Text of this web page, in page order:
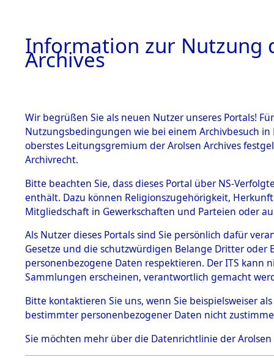
BESTÄNDE
1.
mente
5. Verschiedenes
5.3
Todesmärsche
5.3.1 Alliierte
Erhebungen
zu
Todesmärsch
en
5.3.2
Information zur Nutzung
Archives
Wir begrüßen Sie als neuen Nutzer unseres Portals!
Nutzungsbedingungen wie bei einem Archivbesuch
oberstes Leitungsgremium der Arolsen Archives
Archivrecht.
Bitte beachten Sie, dass dieses Portal über NS-
enthält. Dazu können Religionszugehörigkeit,
Mitgliedschaft in Gewerkschaften und Parteien oder
Als Nutzer dieses Portals sind Sie persönlich dafür
Gesetze und die schutzwürdigen Belange Dritter
personenbezogene Daten respektieren. Der ITS
Sammlungen erscheinen, verantwortlich gemacht
Bitte kontaktieren Sie uns, wenn Sie beispielsweiser
bestimmter personenbezogener Daten nicht
Sie möchten mehr über die Datenrichtlinie der Arolsen